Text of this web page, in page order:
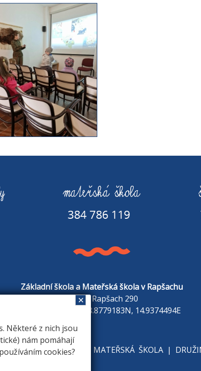
Základní škola a Mateřská škola v Rapšachu
378 07 Rapšach 290
GPS souřadnice: 48.8779183N, 14.9374494E
|ZÁKLADNÍ ŠKOLA MATEŘSKÁ ŠKOLA |
Některé z nich jsou
nám pomáhají
cookies?
✕